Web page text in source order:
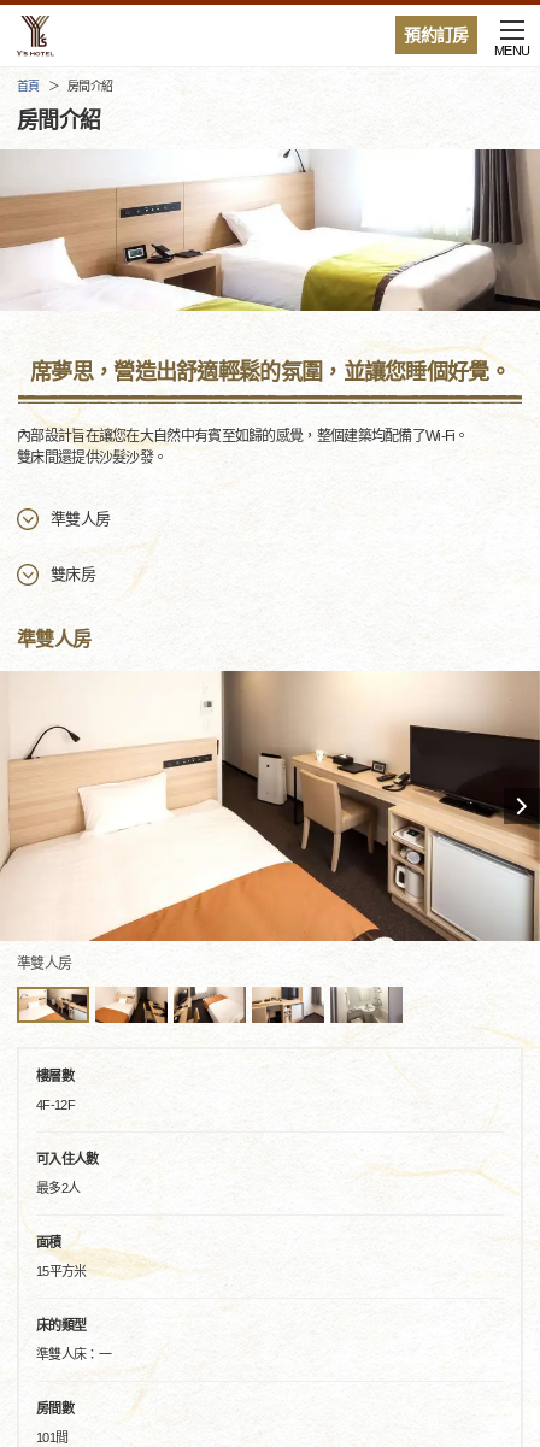
預約訂房
MENU
首頁 房間介紹
房間介紹
席夢思，營造出舒適輕鬆的氛圍，並讓您睡個好覺。
內部設計旨在讓您在大自然中有賓至如歸的感覺，整個建築均配備了Wi-Fi。
雙床間還提供沙髮沙發。
準雙人房
雙床房
準雙人房
準雙人房
樓層數
4F-12F
可入住人數
最多2人
面積
15平方米
床的類型
準雙人床：一
房間數
101間